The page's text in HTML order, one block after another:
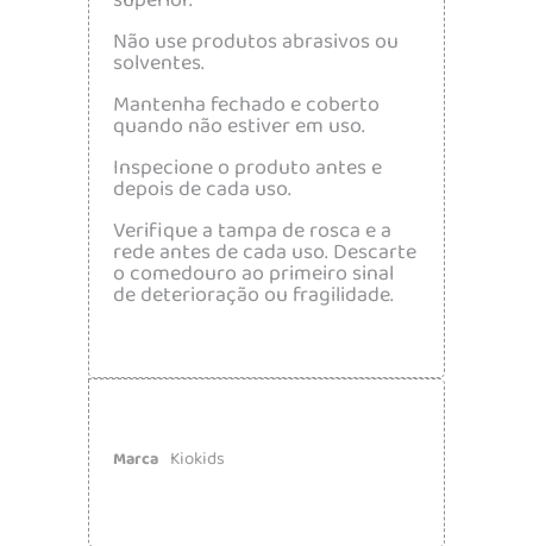
Não use produtos abrasivos ou
solventes.
Mantenha fechado e coberto
quando não estiver em uso.
Inspecione o produto antes e
depois de cada uso.
Verifique a tampa de rosca e a
rede antes de cada uso. Descarte
o comedouro ao primeiro sinal
de deterioração ou fragilidade.
Marca Kiokids